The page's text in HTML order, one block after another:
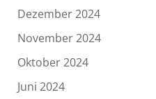
Dezember 2024
November 2024
Oktober 2024
Juni 2024